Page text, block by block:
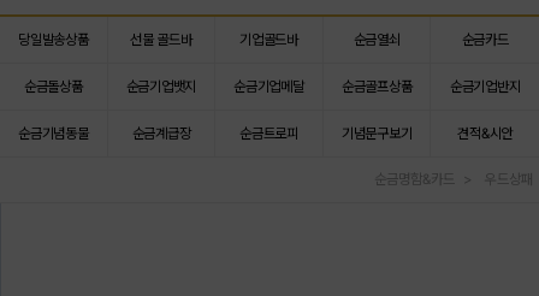
당일발송상품 선물 골드바 기업골드바 순금열쇠 순금카드
순금돌상품 순금기업뱃지 순금기업메달 순금골프상품 순금기업반지
순금기념동물 순금계급장 순금트로피 기념문구보기 견적&시안
순금명함&카드 우드상패